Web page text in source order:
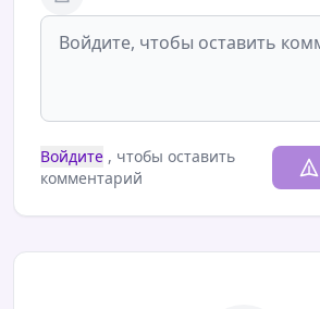
Войдите , чтобы оставить
комментарий